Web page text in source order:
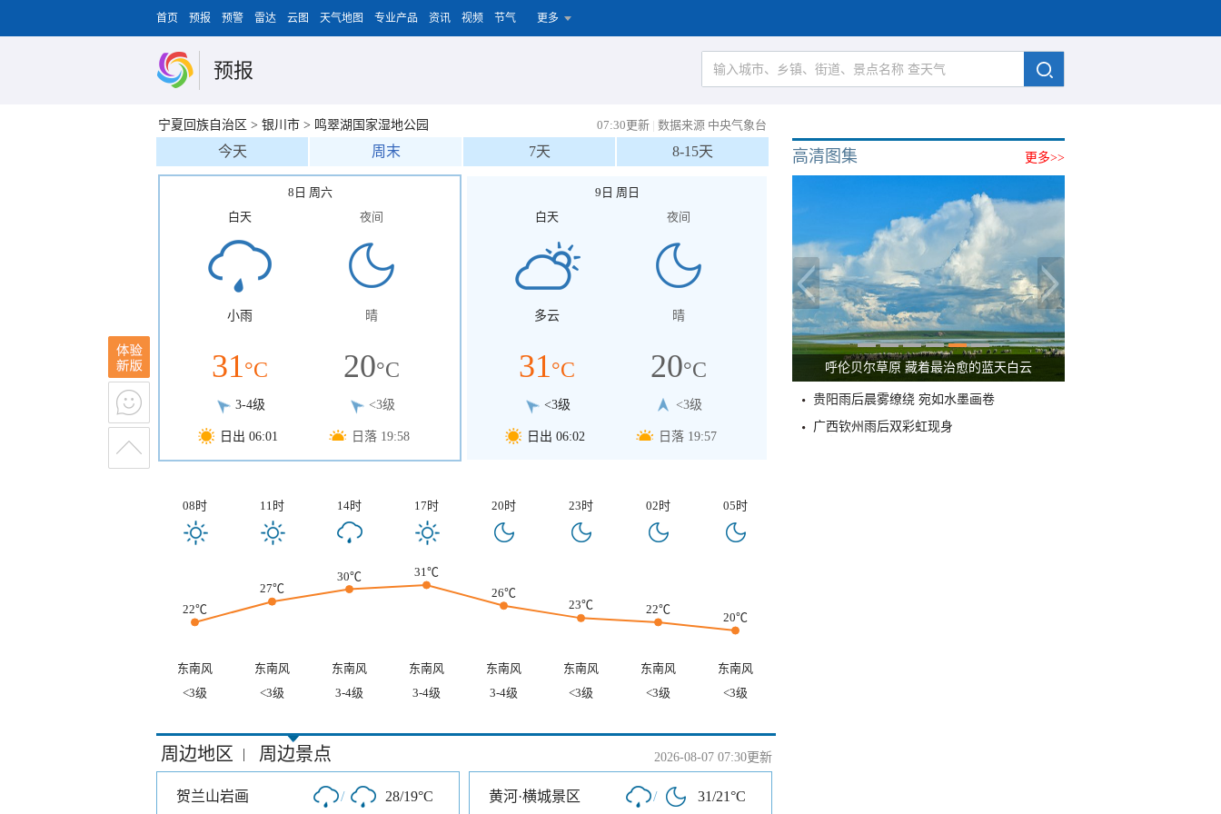
首页 预报 预警 雷达 云图 天气地图 专业产品 资讯 视频 节气 更多
预报
宁夏回族自治区 > 银川市 > 鸣翠湖国家湿地公园 07:30更新 | 数据来源 中央气象台
今天 周末 7天 8-15天
8日 周六
白天
小雨
31°C
3-4级
日出 06:01
夜间
晴
20°C
<3级
日落 19:58
9日 周日
白天
多云
31°C
<3级
日出 06:02
夜间
晴
20°C
<3级
日落 19:57
08时 11时 14时 17时 20时 23时 02时 05时
22℃
27℃
30℃
31℃
26℃
23℃
22℃
20℃
东南风 东南风 东南风 东南风 东南风 东南风 东南风
东南风
<3级
<3级 3-4级 3-4级 3-4级 <3级 <3级 <3级
周边地区 | 周边景点 2026-08-07 07:30更新
贺兰山岩画 / 28/19°C 黄河·横城景区 / 31/21°C
更多>>
高清图集
呼伦贝尔草原 藏着最治愈的蓝天白云
贵阳雨后晨雾缭绕 宛如水墨画卷
广西钦州雨后双彩虹现身